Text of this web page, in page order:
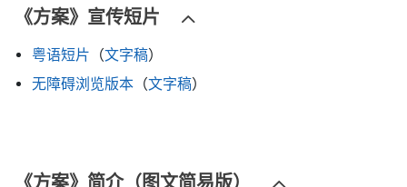
《方案》宣传短片
粤语短片 （文字稿）
无障碍浏览版本 （文字稿）
《方案》简介（图文简易版）